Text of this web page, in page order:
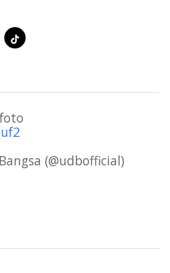
(@udbofficial)